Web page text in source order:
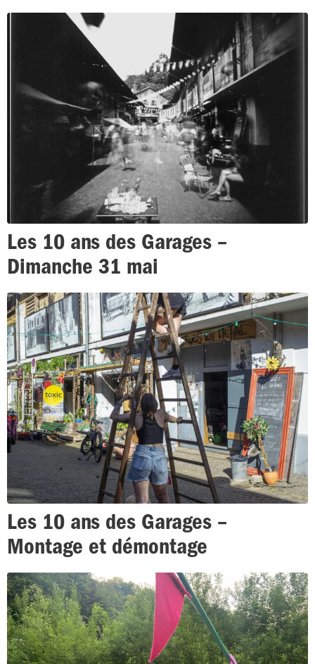
Les 10 ans des Garages –
Dimanche 31 mai
Les 10 ans des Garages –
Montage et démontage